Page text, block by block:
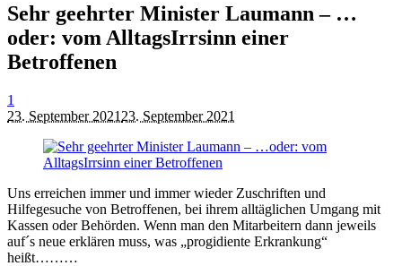
Sehr geehrter Minister Laumann – …
oder: vom AlltagsIrrsinn einer
Betroffenen
1
23. September 2021 23. September 2021
Uns erreichen immer und immer wieder Zuschriften und
Hilfegesuche von Betroffenen, bei ihrem alltäglichen Umgang mit
Kassen oder Behörden. Wenn man den Mitarbeitern dann jeweils
auf´s neue erklären muss, was „progidiente Erkrankung“
heißt………